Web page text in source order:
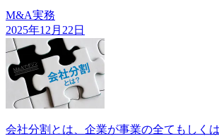
M&A実務
2025年12月22日
会社分割とは、企業が事業の全てもしく